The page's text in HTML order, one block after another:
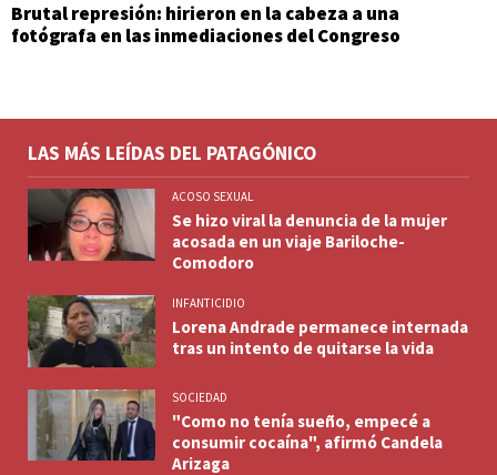
Brutal represión: hirieron en la cabeza a una
fotógrafa en las inmediaciones del Congreso
LAS MÁS LEÍDAS DEL PATAGÓNICO
ACOSO SEXUAL
Se hizo viral la denuncia de la mujer
acosada en un viaje Bariloche-
Comodoro
INFANTICIDIO
Lorena Andrade permanece internada
tras un intento de quitarse la vida
SOCIEDAD
"Como no tenía sueño, empecé a
consumir cocaína", afirmó Candela
Arizaga